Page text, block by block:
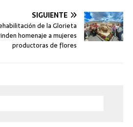
SIGUIENTE
de la Glorieta
homenaje a mujeres
productoras de flores